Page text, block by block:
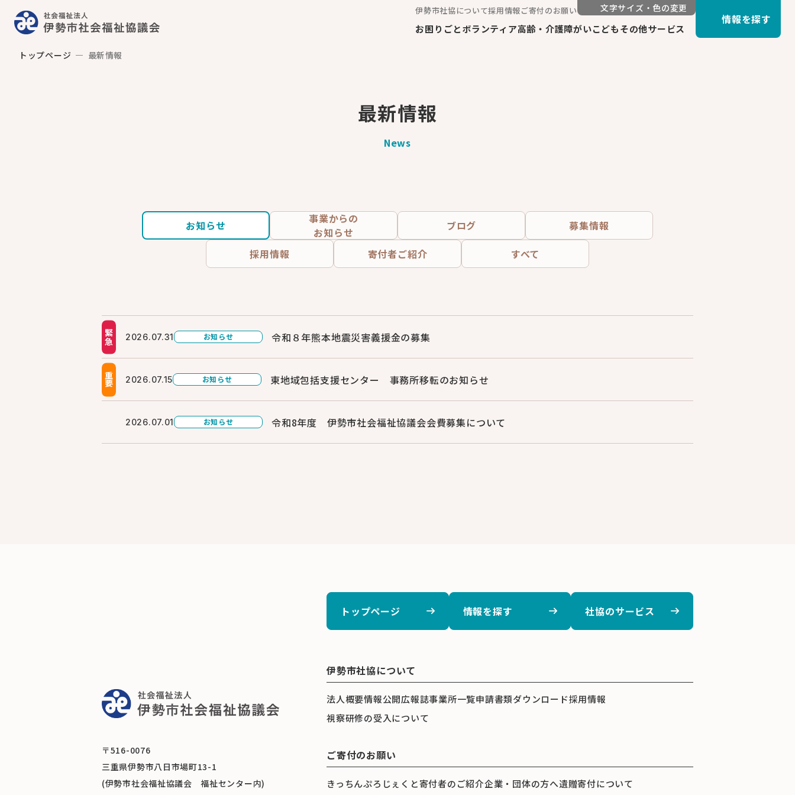
伊勢市社協について採用情報ご寄付のお願い 文字サイズ・色の変更
お困りごとボランティア高齢・介護障がいこどもその他サービス
情報を探す
トップページ 最新情報
最新情報
News
お知らせ
事業からの
お知らせ
ブログ
募集情報
採用情報
寄付者ご紹介 すべて
緊急 2026.07.31 お知らせ 令和８年熊本地震災害義援金の募集
重要 2026.07.15 お知らせ 東地域包括支援センター 事務所移転のお知らせ
2026.07.01 お知らせ 令和8年度 伊勢市社会福祉協議会会費募集について
〒516-0076
三重県伊勢市八日市場町13-1
(伊勢市社会福祉協議会 福祉センター内)
トップページ 情報を探す 社協のサービス
伊勢市社協について
法人概要情報公開広報誌事業所一覧申請書類ダウンロード採用情報
視察研修の受入について
ご寄付のお願い
きっちんぷろじぇくと寄付者のご紹介企業・団体の方へ遺贈寄付について